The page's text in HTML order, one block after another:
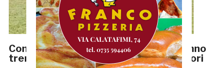
Comunanza-Torrione 1-1: i gialloblù fanno
tremare la capolista, decidono due rigori